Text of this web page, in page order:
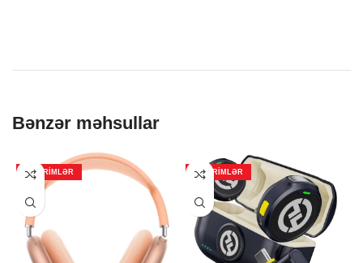
Bənzər məhsullar
ENDIRIMLƏR ENDIRIMLƏR